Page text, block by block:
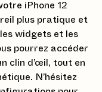
iPhone 12
plus pratique et
widgets et les
pourrez accéder
clin d’œil, tout en
N’hésitez